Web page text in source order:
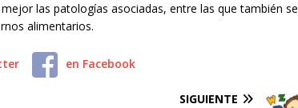
las patologías asociadas, entre las que también se
alimentarios.
en Facebook
SIGUIENTE